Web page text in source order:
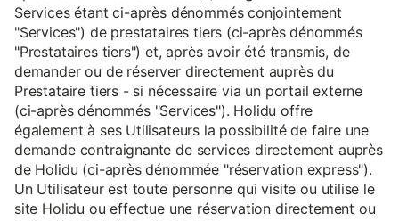
Services étant ci-après dénommés conjointement
"Services") de prestataires tiers (ci-après dénommés
"Prestataires tiers") et, après avoir été transmis, de
demander ou de réserver directement auprès du
Prestataire tiers - si nécessaire via un portail externe
(ci-après dénommés "Services"). Holidu offre
également à ses Utilisateurs la possibilité de faire une
demande contraignante de services directement auprès
de Holidu (ci-après dénommée "réservation express").
Un Utilisateur est toute personne qui visite ou utilise le
site Holidu ou effectue une réservation directement ou